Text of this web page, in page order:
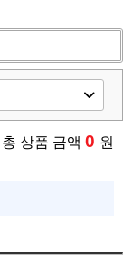
총 상품 금액 0 원